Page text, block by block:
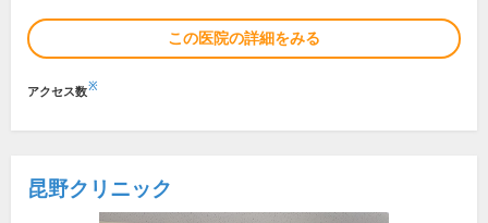
この医院の詳細をみる
アクセス数※
昆野クリニック